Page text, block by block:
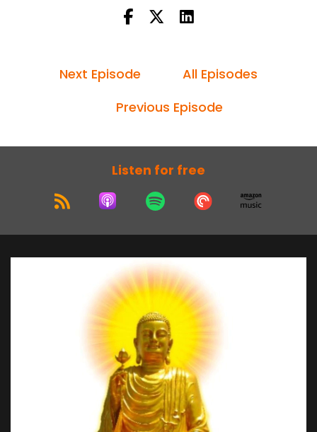
Thứ hai: Đạo Thánh: Giúp con người sống Nhân -
Nghĩa - Lễ - Trí - Tín, đúng tư cách của con
Thứ ba: Đạo Tiên: Giúp con người sống nhàn hạ,
này, nếu tin tầm bậy, hay tu bất cứ đạo nào, đều
2/ Đạo Phật: Do vị Toàn năng toàn giác dạy tu
theo công thức nhân quả để thành gì mà người
+ Pháp môn thứ nhất là Tiểu thừa, cũng gọi là
đất là thành Thánh bất động, danh từ trong đạo
Phật là thành Thánh A La Hán.
+ Pháp môn thứ hai là Trung thừa, cũng gọi là
triết lý Phật Thích Ca. Ngồi học tất cả các kinh
và sách của Đức Phật dạy, để làm giảng sư đạo
Phật, hành nghề giảng sư. Sống bằng nghề giảng
sư này, gọi là tu nghề.
+ Pháp môn thứ ba là Đại thừa, cũng gọi là phát
triển, tức phát lên tầng cao. Ngồi suy tư hữu
Next Episode
All Episodes
Previous Episode
Listen for free